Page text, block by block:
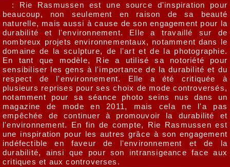
: Rie Rasmussen est une source d'inspiration pour
beaucoup, non seulement en raison de sa beauté
naturelle, mais aussi à cause de son engagement pour la
durabilité et l'environnement. Elle a travaillé sur de
nombreux projets environnementaux, notamment dans le
domaine de la sculpture, de l'art et de la photographie.
En tant que modèle, Rie a utilisé sa notoriété pour
sensibiliser les gens à l'importance de la durabilité et du
respect de l'environnement. Elle a été critiquée à
plusieurs reprises pour ses choix de mode controversés,
notamment pour sa séance photo seins nus dans un
magazine de mode en 2011, mais cela ne l'a pas
empêchée de continuer à promouvoir la durabilité et
l'environnement. En fin de compte, Rie Rasmussen est
une inspiration pour les autres grâce à son engagement
indéfectible en faveur de l'environnement et de la
durabilité, ainsi que pour son intransigeance face aux
critiques et aux controverses.